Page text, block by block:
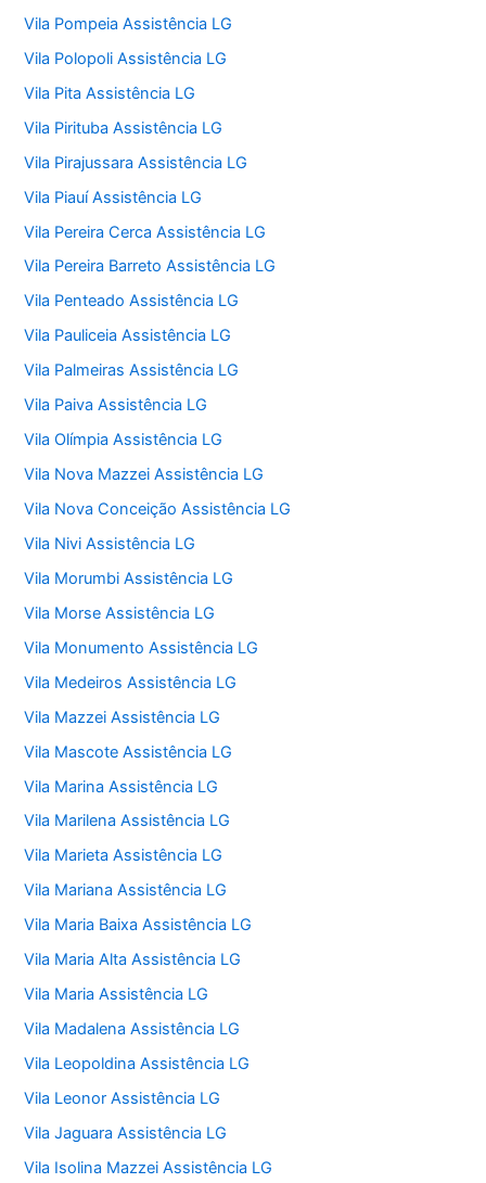
Vila Pompeia Assistência LG
Vila Polopoli Assistência LG
Vila Pita Assistência LG
Vila Pirituba Assistência LG
Vila Pirajussara Assistência LG
Vila Piauí Assistência LG
Vila Pereira Cerca Assistência LG
Vila Pereira Barreto Assistência LG
Vila Penteado Assistência LG
Vila Pauliceia Assistência LG
Vila Palmeiras Assistência LG
Vila Paiva Assistência LG
Vila Olímpia Assistência LG
Vila Nova Mazzei Assistência LG
Vila Nova Conceição Assistência LG
Vila Nivi Assistência LG
Vila Morumbi Assistência LG
Vila Morse Assistência LG
Vila Monumento Assistência LG
Vila Medeiros Assistência LG
Vila Mazzei Assistência LG
Vila Mascote Assistência LG
Vila Marina Assistência LG
Vila Marilena Assistência LG
Vila Marieta Assistência LG
Vila Mariana Assistência LG
Vila Maria Baixa Assistência LG
Vila Maria Alta Assistência LG
Vila Maria Assistência LG
Vila Madalena Assistência LG
Vila Leopoldina Assistência LG
Vila Leonor Assistência LG
Vila Jaguara Assistência LG
Vila Isolina Mazzei Assistência LG